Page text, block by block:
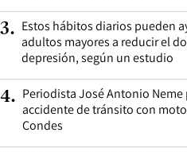
3. Estos hábitos diarios pueden
adultos mayores a reducir el
depresión, según un estudio
4. Periodista José Antonio
accidente de tránsito con
Condes